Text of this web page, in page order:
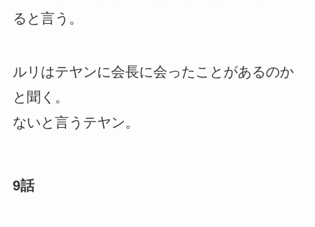
ると言う。
ルリはテヤンに会長に会ったことがあるのか
と聞く。
ないと言うテヤン。
9話